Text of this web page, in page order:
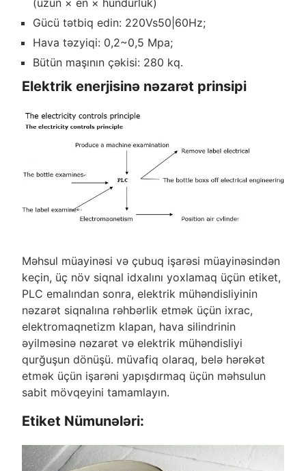
Gücü tətbiq edin: 220Vs50|60Hz;
Hava təzyiqi: 0,2~0,5 Mpa;
Bütün maşının çəkisi: 280 kq.
Elektrik enerjisinə nəzarət prinsipi
Məhsul müayinəsi və çubuq işarəsi müayinəsindən
keçin, üç növ siqnal idxalını yoxlamaq üçün etiket,
PLC emalından sonra, elektrik mühəndisliyinin
nəzarət siqnalına rəhbərlik etmək üçün ixrac,
elektromaqnetizm klapan, hava silindrinin
əyilməsinə nəzarət və elektrik mühəndisliyi
qurğuşun dönüşü. müvafiq olaraq, belə hərəkət
etmək üçün işarəni yapışdırmaq üçün məhsulun
sabit mövqeyini tamamlayın.
Etiket Nümunələri: